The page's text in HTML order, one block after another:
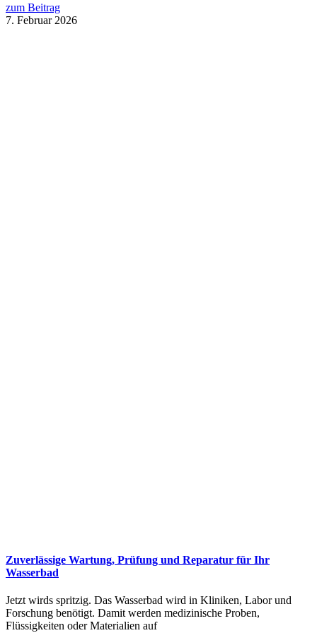
zum Beitrag
7. Februar 2026
Zuverlässige Wartung, Prüfung und Reparatur für Ihr
Wasserbad
Jetzt wirds spritzig. Das Wasserbad wird in Kliniken, Labor und
Forschung benötigt. Damit werden medizinische Proben,
Flüssigkeiten oder Materialien auf